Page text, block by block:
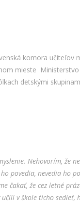
komora učiteľov
mieste
detskými
Nehovorím, že
povedia, nevedia ho
čakať, že cez letné
v škole ticho sedieť,